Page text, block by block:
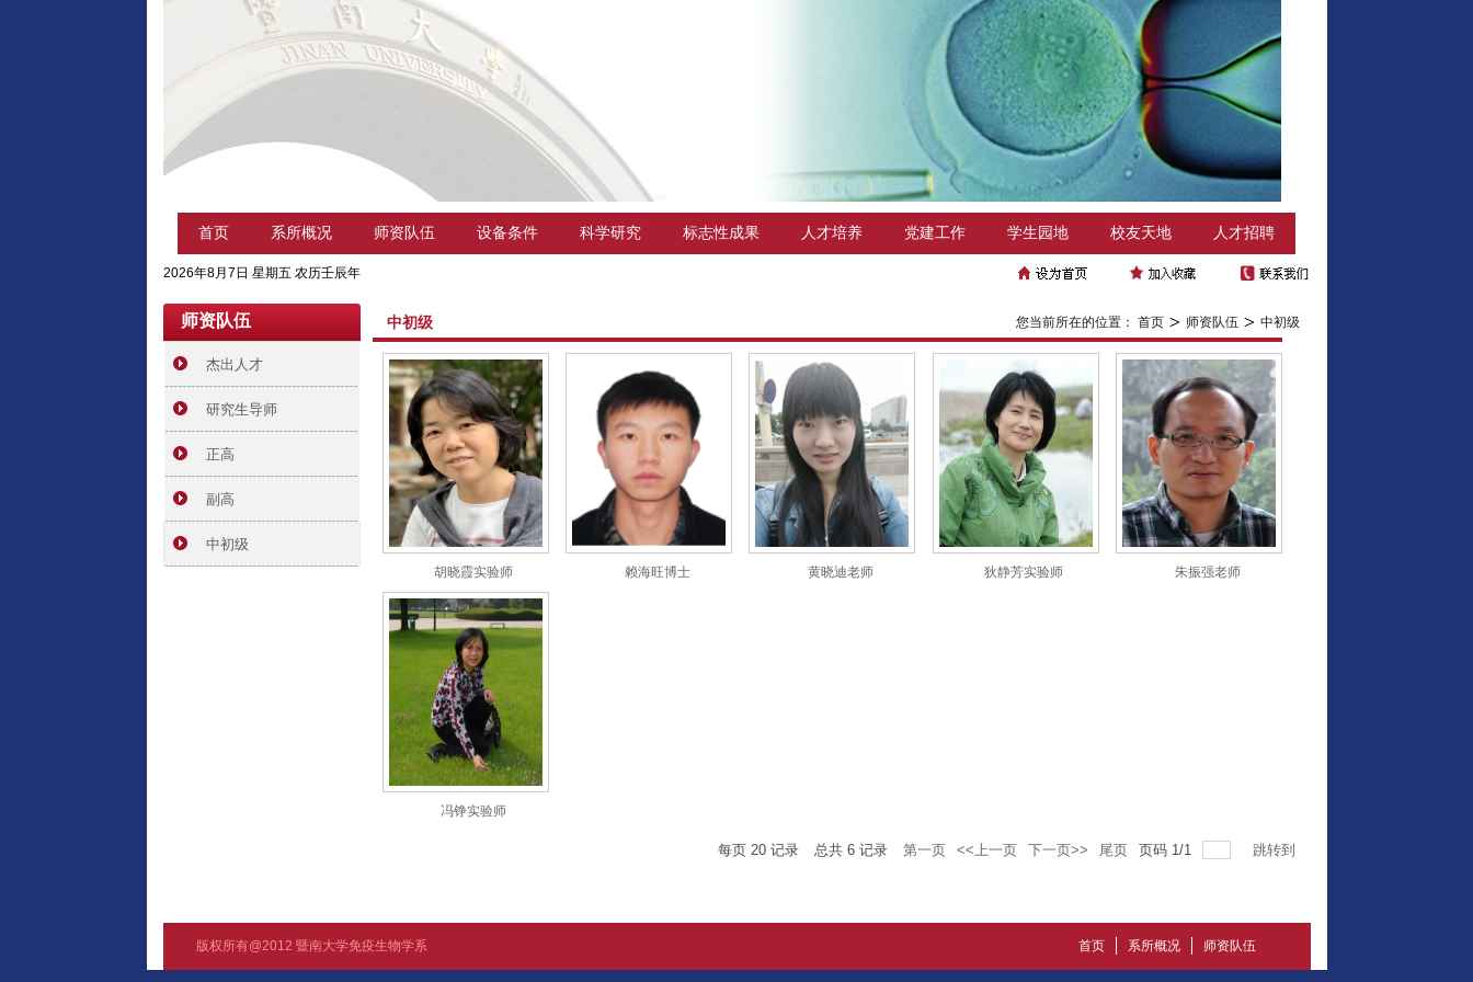
首页 系所概况 师资队伍 设备条件 科学研究 标志性成果 人才培养 党建工作 学生园地 校友天地 人才招聘
2026年8月7日 星期五 农历壬辰年
师资队伍
杰出人才
研究生导师
正高
副高
中初级
中初级 您当前所在的位置： 首页 师资队伍 中初级
胡晓霞实验师 赖海旺博士 黄晓迪老师 狄静芳实验师 朱振强老师
冯铮实验师
每页 20记录 总共 6记录 第一页 <<上一页 下一页>> 尾页 页码 1/1 跳转到
版权所有@2012 暨南大学免疫生物学系 首页 系所概况 师资队伍